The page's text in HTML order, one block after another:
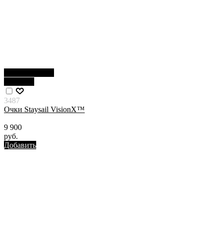
3487
Очки Staysail VisionX™
9 900
руб.
Добавить